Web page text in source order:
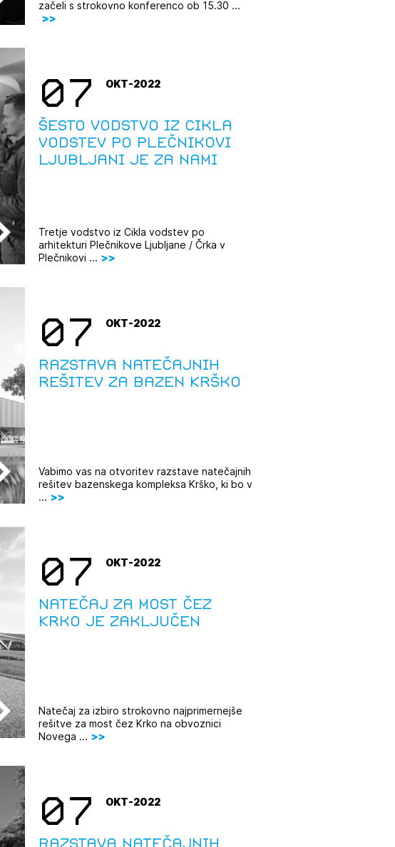
REGISTRIRAJTE SE
začeli s strokovno konferenco ob 15.30 ...
07 OKT-2022
Šesto vodstvo iz cikla
vodstev po Plečnikovi
Ljubljani je za nami
Tretje vodstvo iz Cikla vodstev po
arhitekturi Plečnikove Ljubljane / Črka v
Plečnikovi ...
07 OKT-2022
Razstava natečajnih
rešitev za bazen Krško
Vabimo vas na otvoritev razstave natečajnih
rešitev bazenskega kompleksa Krško, ki bo v
...
07 OKT-2022
Natečaj za most čez
Krko je zaključen
Natečaj za izbiro strokovno najprimernejše
rešitve za most čez Krko na obvoznici
Novega ...
07 OKT-2022
Razstava natečajnih
NAPREJ